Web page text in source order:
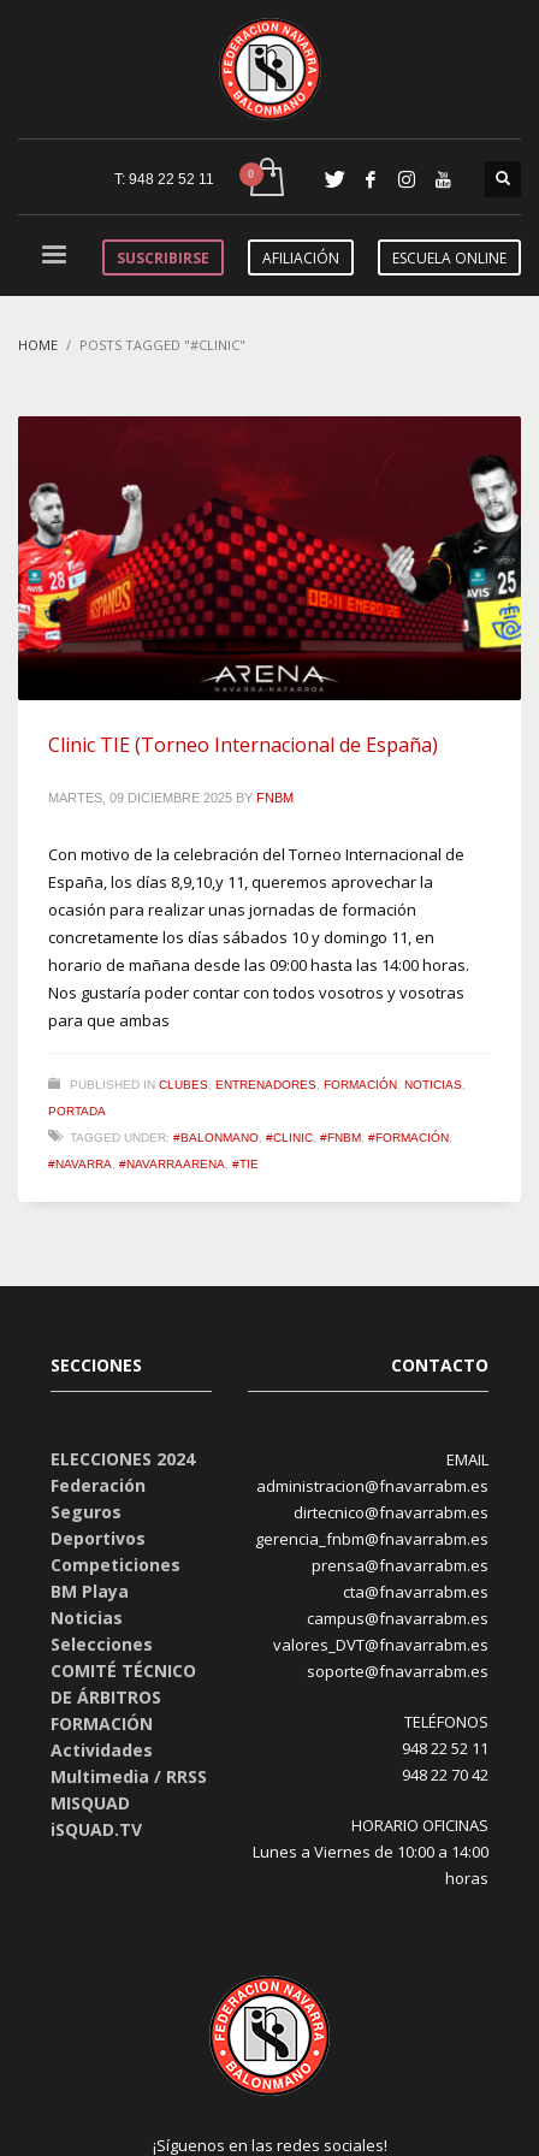
T: 948 22 52 11
SUSCRIBIRSE AFILIACIÓN ESCUELA ONLINE
HOME POSTS TAGGED "#CLINIC"
Clinic TIE (Torneo Internacional de España)
MARTES, 09 DICIEMBRE 2025 BY FNBM
Con motivo de la celebración del Torneo Internacional de
España, los días 8,9,10,y 11, queremos aprovechar la
ocasión para realizar unas jornadas de formación
concretamente los días sábados 10 y domingo 11, en
horario de mañana desde las 09:00 hasta las 14:00 horas.
Nos gustaría poder contar con todos vosotros y vosotras
para que ambas
PUBLISHED IN CLUBES ENTRENADORES FORMACIÓN NOTICIAS
PORTADA
TAGGED UNDER: #BALONMANO #CLINIC #FNBM #FORMACIÓN
#NAVARRA
#NAVARRAARENA #TIE
SECCIONES
ELECCIONES 2024
Federación
Seguros
Deportivos
Competiciones
BM Playa
Noticias
Selecciones
COMITÉ TÉCNICO
DE ÁRBITROS
FORMACIÓN
Actividades
Multimedia / RRSS
MISQUAD
iSQUAD.TV
CONTACTO
EMAIL
administracion@fnavarrabm.es
dirtecnico@fnavarrabm.es
gerencia_fnbm@fnavarrabm.es
prensa@fnavarrabm.es
cta@fnavarrabm.es
campus@fnavarrabm.es
valores_DVT@fnavarrabm.es
soporte@fnavarrabm.es
TELÉFONOS
948 22 52 11
948 22 70 42
HORARIO OFICINAS
Lunes a Viernes de 10:00 a 14:00
horas
¡Síguenos en las redes sociales!